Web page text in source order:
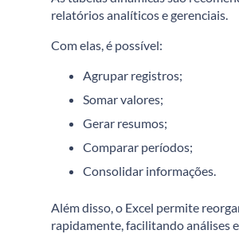
relatórios analíticos e gerenciais.
Com elas, é possível:
Agrupar registros;
Somar valores;
Gerar resumos;
Comparar períodos;
Consolidar informações.
Além disso, o Excel permite
rapidamente, facilitando análises